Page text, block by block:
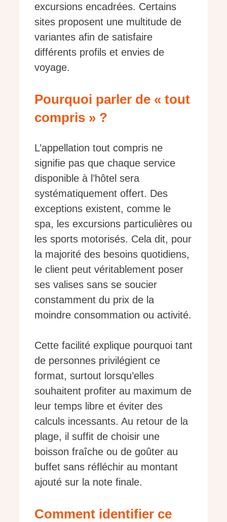
excursions encadrées. Certains
sites proposent une multitude de
variantes afin de satisfaire
différents profils et envies de
voyage.
Pourquoi parler de « tout
compris » ?
L’appellation tout compris ne
signifie pas que chaque service
disponible à l’hôtel sera
systématiquement offert. Des
exceptions existent, comme le
spa, les excursions particulières ou
les sports motorisés. Cela dit, pour
la majorité des besoins quotidiens,
le client peut véritablement poser
ses valises sans se soucier
constamment du prix de la
moindre consommation ou activité.
Cette facilité explique pourquoi tant
de personnes privilégient ce
format, surtout lorsqu’elles
souhaitent profiter au maximum de
leur temps libre et éviter des
calculs incessants. Au retour de la
plage, il suffit de choisir une
boisson fraîche ou de goûter au
buffet sans réfléchir au montant
ajouté sur la note finale.
Comment identifier ce